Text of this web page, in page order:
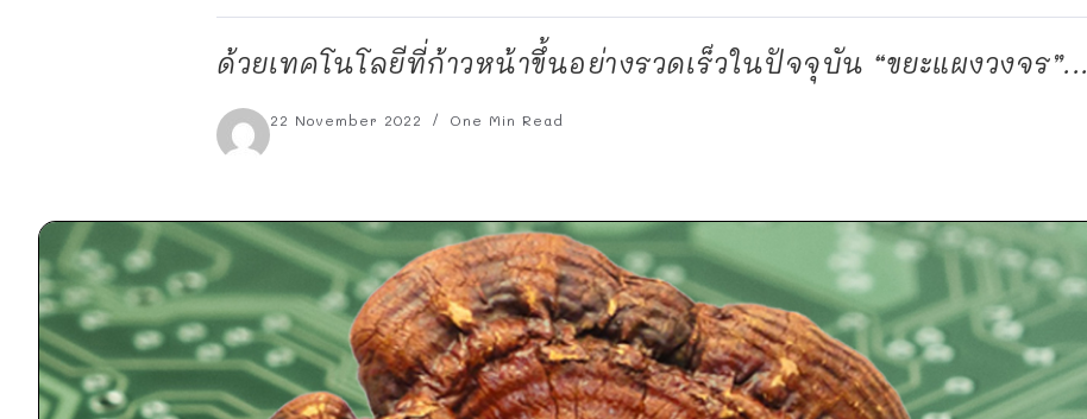
ด้วยเทคโนโลยีที่ก้าวหน้าขึ้นอย่างรวดเร็วในปัจจุบัน “ขยะแผงวงจร”...
22 November 2022 One Min Read